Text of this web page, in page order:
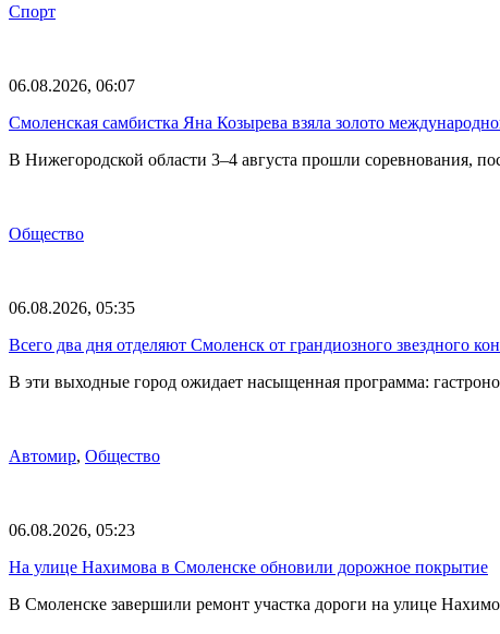
Спорт
06.08.2026, 06:07
Смоленская самбистка Яна Козырева взяла золото
В Нижегородской области 3–4 августа прошли соревнования,
Общество
06.08.2026, 05:35
Всего два дня отделяют Смоленск от грандиозного звездного
В эти выходные город ожидает насыщенная программа:
Автомир, Общество
06.08.2026, 05:23
На улице Нахимова в Смоленске обновили дорожное покрытие
В Смоленске завершили ремонт участка дороги на улице